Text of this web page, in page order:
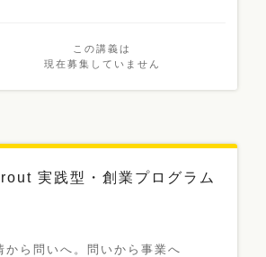
この講義は
現在募集していません
実践型・創業プログラム
から問いへ。問いから事業へ